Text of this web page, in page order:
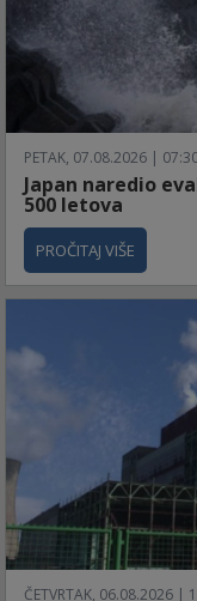
PETAK, 07.08.2026 |
Japan naredio
500 letova
PROČITAJ VIŠE
ČETVRTAK, 06.08.2026 |